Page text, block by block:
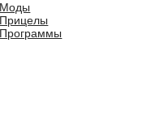
Моды
Прицелы
Программы